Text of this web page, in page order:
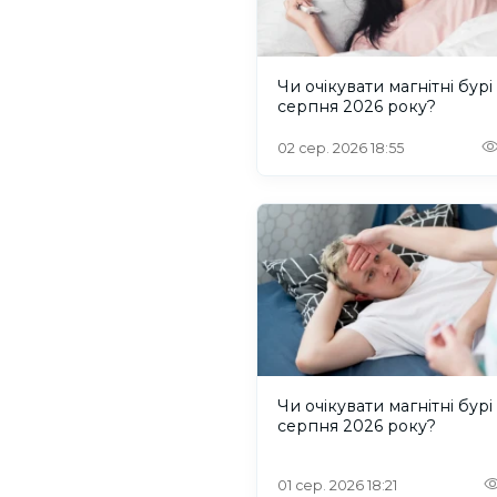
Чи очікувати магнітні бурі
серпня 2026 року?
02 сер. 2026 18:55
Чи очікувати магнітні бурі
серпня 2026 року?
01 сер. 2026 18:21